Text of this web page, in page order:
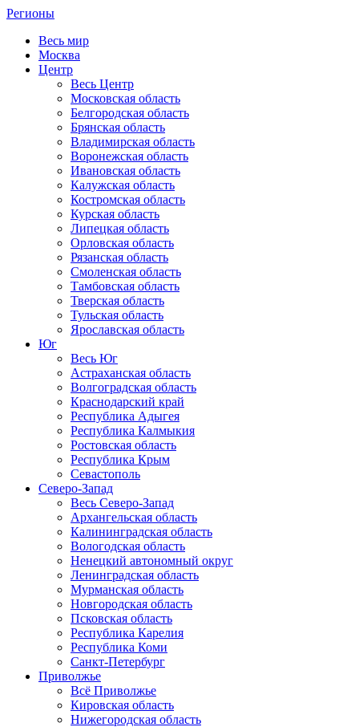
Регионы
Весь мир
Москва
Центр
Весь Центр
Московская область
Белгородская область
Брянская область
Владимирская область
Воронежская область
Ивановская область
Калужская область
Костромская область
Курская область
Липецкая область
Орловская область
Рязанская область
Смоленская область
Тамбовская область
Тверская область
Тульская область
Ярославская область
Юг
Весь Юг
Астраханская область
Волгоградская область
Краснодарский край
Республика Адыгея
Республика Калмыкия
Ростовская область
Республика Крым
Севастополь
Северо-Запад
Весь Северо-Запад
Архангельская область
Калининградская область
Вологодская область
Ненецкий автономный округ
Ленинградская область
Мурманская область
Новгородская область
Псковская область
Республика Карелия
Республика Коми
Санкт-Петербург
Приволжье
Всё Приволжье
Кировская область
Нижегородская область